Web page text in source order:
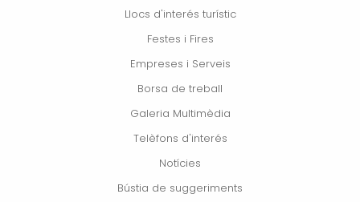
Llocs d'interés turístic
Festes i Fires
Empreses i Serveis
Borsa de treball
Galeria Multimèdia
Telèfons d'interés
Notícies
Bústia de suggeriments